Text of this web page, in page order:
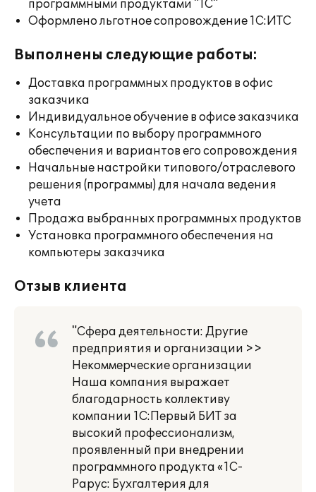
программными продуктами "1С"
Оформлено льготное сопровождение 1С:ИТС
Выполнены следующие работы:
Доставка программных продуктов в офис
заказчика
Индивидуальное обучение в офисе заказчика
Консультации по выбору программного
обеспечения и вариантов его сопровождения
Начальные настройки типового/отраслевого
решения (программы) для начала ведения
учета
Продажа выбранных программных продуктов
Установка программного обеспечения на
компьютеры заказчика
Отзыв клиента
"Сфера деятельности: Другие
предприятия и организации >>
Некоммерческие организации
Наша компания выражает
благодарность коллективу
компании 1С:Первый БИТ за
высокий профессионализм,
проявленный при внедрении
программного продукта «1С-
Рарус: Бухгалтерия для